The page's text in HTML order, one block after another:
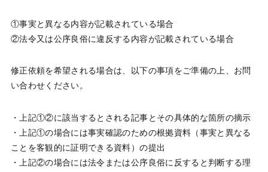
①事実と異なる内容が記載されている場合
②法令又は公序良俗に違反する内容が記載されている場合
修正依頼を希望される場合は、以下の事項をご準備の上、お問
い合わせください。
・上記①②に該当するとされる記事とその具体的な箇所の摘示
・上記①の場合には事実確認のための根拠資料（事実と異なる
ことを客観的に証明できる資料）の提出
・上記②の場合には法令または公序良俗に反すると判断する理